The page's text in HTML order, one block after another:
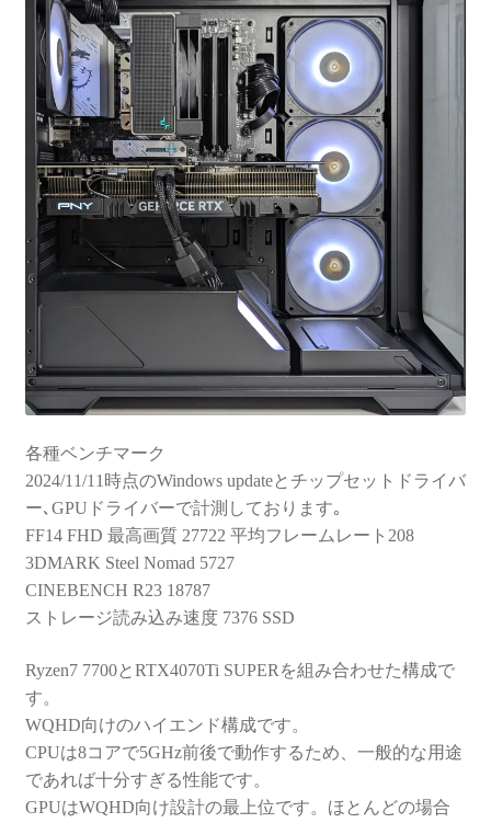
各種ベンチマーク
2024/11/11時点のWindows updateとチップセットドライバ
ー､GPUドライバーで計測しております｡
FF14 FHD 最高画質 27722 平均フレームレート208
3DMARK Steel Nomad 5727
CINEBENCH R23 18787
ストレージ読み込み速度 7376 SSD
Ryzen7 7700とRTX4070Ti SUPERを組み合わせた構成で
す。
WQHD向けのハイエンド構成です。
CPUは8コアで5GHz前後で動作するため、一般的な用途
であれば十分すぎる性能です。
GPUはWQHD向け設計の最上位です。ほとんどの場合